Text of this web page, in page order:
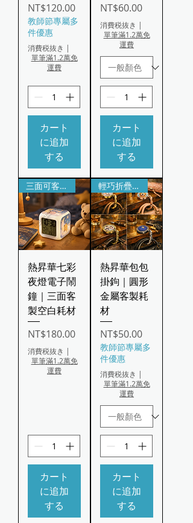
価格
NT$120.00
教師節專屬多
件優惠
消費税抜き |
單筆滿1.2萬免
運費
カート
に追加
する
価格
NT$60.00
消費税抜き |
單筆滿1.2萬免
運費
カート
に追加
する
三面可客製｜七彩夜燈
熱昇華七彩
夜燈電子鬧
鐘｜三面客
製空白耗材
価格
NT$180.00
消費税抜き |
單筆滿1.2萬免
運費
カート
に追加
する
輕巧折疊｜圖案可客製
熱昇華包包
掛鉤｜圓形
金屬客製耗
材
価格
NT$50.00
教師節專屬多
件優惠
消費税抜き |
單筆滿1.2萬免
運費
カート
に追加
する